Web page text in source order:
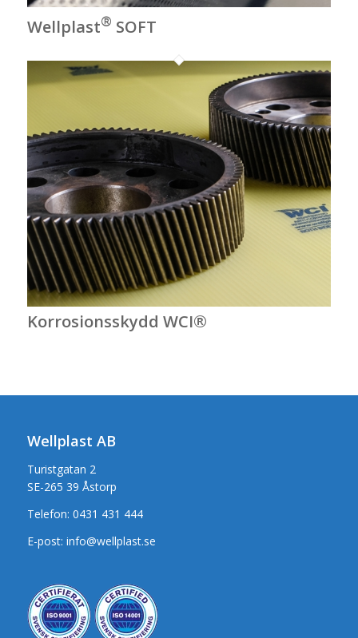
Wellplast® SOFT
Korrosionsskydd WCI®
Wellplast AB
Turistgatan 2
SE-265 39 Åstorp
Telefon: 0431 431 444
E-post: info@wellplast.se